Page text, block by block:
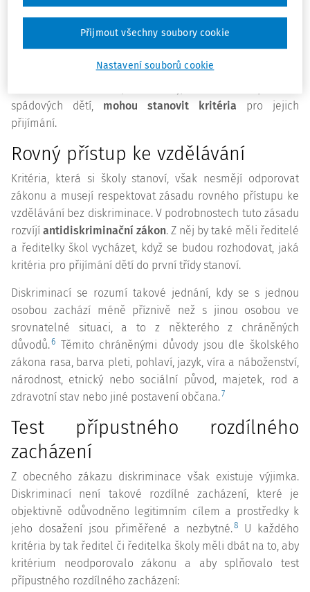
stanovují) a počet žáků, které je možné přijmout.4Existenci
kritérií předvídá i Nejvyšší správní soud, když říká, že dítě
logických a nediskriminačních kritérií.
spádových dětí, mohou stanovit kritéria pro jejich
přijímání.
Rovný přístup ke vzdělávání
Kritéria, která si školy stanoví, však nesmějí odporovat
zákonu a musejí respektovat zásadu rovného přístupu ke
vzdělávání bez diskriminace. V podrobnostech tuto zásadu
rozvíjí antidiskriminační zákon. Z něj by také měli ředitelé
a ředitelky škol vycházet, když se budou rozhodovat, jaká
kritéria pro přijímání dětí do první třídy stanoví.
Diskriminací se rozumí takové jednání, kdy se s jednou
osobou zachází méně příznivě než s jinou osobou ve
srovnatelné situaci, a to z některého z chráněných
důvodů.6 Těmito chráněnými důvody jsou dle školského
zákona rasa, barva pleti, pohlaví, jazyk, víra a náboženství,
národnost, etnický nebo sociální původ, majetek, rod a
zdravotní stav nebo jiné postavení občana.7
Test přípustného rozdílného
zacházení
Z obecného zákazu diskriminace však existuje výjimka.
Diskriminací není takové rozdílné zacházení, které je
objektivně odůvodněno legitimním cílem a prostředky k
jeho dosažení jsou přiměřené a nezbytné.8U každého
kritéria by tak ředitel či ředitelka školy měli dbát na to, aby
kritérium neodporovalo zákonu a aby splňovalo test
přípustného rozdílného zacházení:
Nastavení souborů cookie
Přijmout všechny soubory cookie